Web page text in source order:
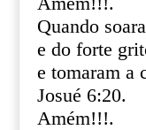
Quando
e do forte
e tomaram a
Josué 6:20.
Amém!!!.